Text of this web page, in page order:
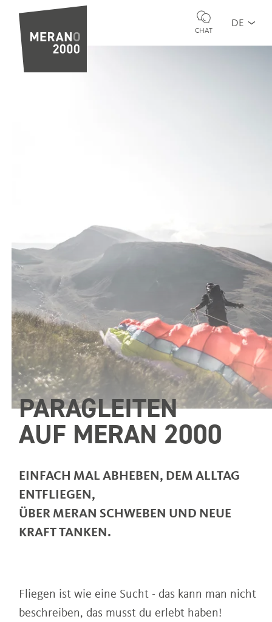
CHAT
DE
PARAGLEITEN
AUF MERAN 2000
EINFACH MAL ABHEBEN, DEM ALLTAG
ENTFLIEGEN,
ÜBER MERAN SCHWEBEN UND NEUE
KRAFT TANKEN.
Fliegen ist wie eine Sucht - das kann man nicht
beschreiben, das musst du erlebt haben!